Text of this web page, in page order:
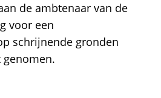
de ambtenaar van de
voor een
schrijnende gronden